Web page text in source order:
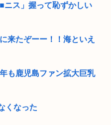
ニス」握って恥ずかしい
来たぞーー！！海といえ
も鹿児島ファン拡大巨乳
くなった